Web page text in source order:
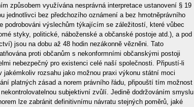
způsobem využívána nesprávná interpretace ustanovení § 19
jednotlivci bez předchozího oznámení a bez hmotněprávního
podrobováni výslechům týkajícím se záležitostí, které vůbec
styky, politické, náboženské a občanské postoje atd.), a pod
jsou na dobu až 48 hodin nezákonně vězněni. Tato
proti občanům s nekonformními občanskými postoji
nebezpečný pro existenci celé naší společnosti. Připustí-li
rozsahu jako možnou praxi výkonu státní moci
platných zásad a norem právního řádu, připouští tím možnost
subjektivní zvůlí. Jedině dodržováním smyslu
lze zabránit definitivnímu návratu stejných poměrů, jaké